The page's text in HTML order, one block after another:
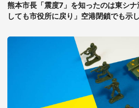
熊本市長「震度7」を知ったのは東シ
しても市役所に戻り」空港閉鎖でも示